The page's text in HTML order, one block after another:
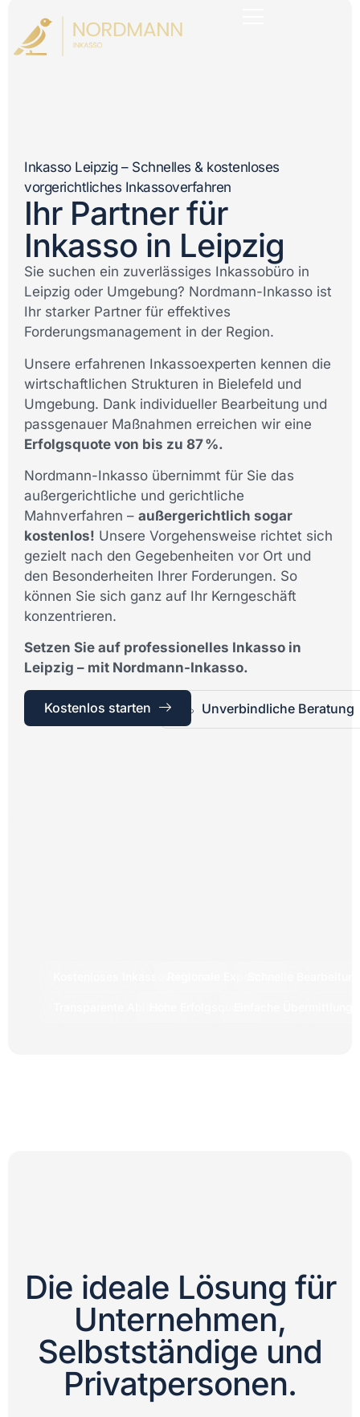
Inkasso Leipzig – Schnelles & kostenloses
vorgerichtliches Inkassoverfahren
Ihr Partner für
Inkasso in Leipzig
Sie suchen ein zuverlässiges Inkassobüro in
Leipzig oder Umgebung? Nordmann-Inkasso ist
Ihr starker Partner für effektives
Forderungsmanagement in der Region.
Unsere erfahrenen Inkassoexperten kennen die
wirtschaftlichen Strukturen in Bielefeld und
Umgebung. Dank individueller Bearbeitung und
passgenauer Maßnahmen erreichen wir eine
Erfolgsquote von bis zu 87 %.
Nordmann-Inkasso übernimmt für Sie das
außergerichtliche und gerichtliche
Mahnverfahren – außergerichtlich sogar
kostenlos! Unsere Vorgehensweise richtet sich
gezielt nach den Gegebenheiten vor Ort und
den Besonderheiten Ihrer Forderungen. So
können Sie sich ganz auf Ihr Kerngeschäft
konzentrieren.
Setzen Sie auf professionelles Inkasso in
Leipzig – mit Nordmann-Inkasso.
Kostenlos starten Unverbindliche Beratung
Die ideale Lösung für
Unternehmen,
Selbstständige und
Privatpersonen.